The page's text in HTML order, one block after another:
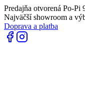
Predajňa otvorená Po-Pi
Najväčší showroom a
Doprava a platba